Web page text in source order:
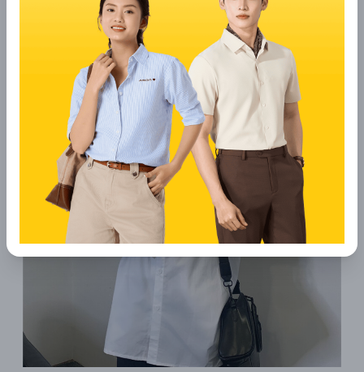
ưa thích trong tủ quần áo của nhiều chị em phụ nữ, đặc biệt là
trong những ngày muốn thoải mái mà vẫn giữ phong cách lịch